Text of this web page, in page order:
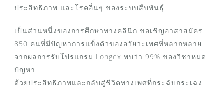
ประสิทธิภาพ และโรคอื่นๆ ของระบบสืบพันธุ์
เป็นส่วนหนึ่งของการศึกษาทางคลินิก ขอเชิญอาสาสมัคร
850 คนที่มีปัญหาการแข็งตัวของอวัยวะเพศที่หลากหลาย
จากผลการรับโปรแกรม Longex พบว่า 99% ของวิชาหมด
ปัญหา
ด้วยประสิทธิภาพและกลับสู่ชีวิตทางเพศที่กระฉับกระเฉง